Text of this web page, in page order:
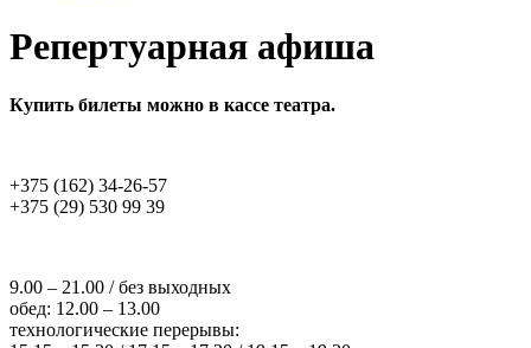
Репертуарная афиша
Купить билеты можно в кассе театра.
+375 (162) 34-26-57
+375 (29) 530 99 39
9.00 – 21.00 / без выходных
обед: 12.00 – 13.00
технологические перерывы: